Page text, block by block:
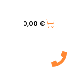
0,00 €